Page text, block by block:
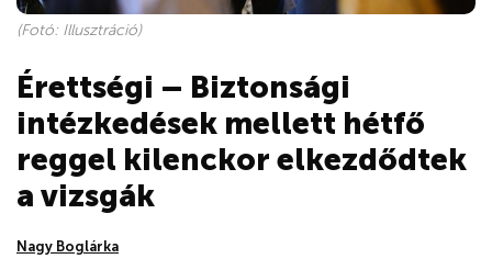
(Fotó: Illusztráció)
Érettségi – Biztonsági
intézkedések mellett hétfő
reggel kilenckor elkezdődtek
a vizsgák
Nagy Boglárka